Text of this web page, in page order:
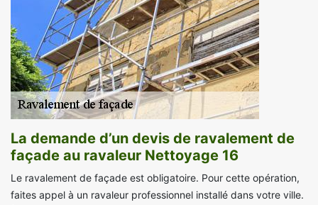
La demande d’un devis de ravalement de
façade au ravaleur Nettoyage 16
Le ravalement de façade est obligatoire. Pour cette opération,
faites appel à un ravaleur professionnel installé dans votre ville.